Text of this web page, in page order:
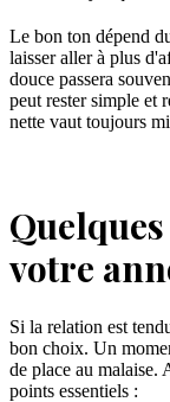
Le bon ton dépend
laisser aller à plus
douce passera
peut rester simple et
nette vaut toujours
votre
Si la relation est
bon choix. Un
de place au malaise.
points essentiels :